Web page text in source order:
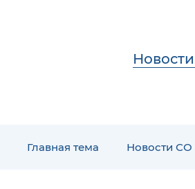
Главная тема Новости